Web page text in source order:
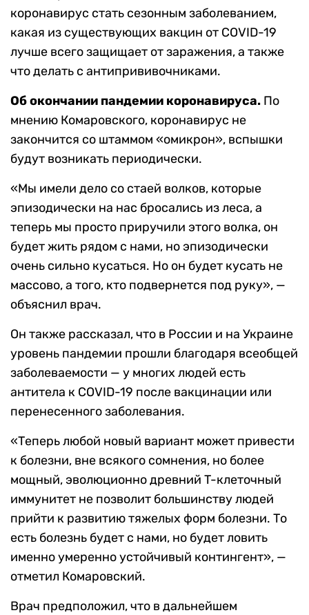
коронавирус стать сезонным заболеванием,
какая из существующих вакцин от COVID-19
лучше всего защищает от заражения, а также
что делать с антипрививочниками.
Об окончании пандемии коронавируса. По
мнению Комаровского, коронавирус не
закончится со штаммом «омикрон», вспышки
будут возникать периодически.
«Мы имели дело со стаей волков, которые
эпизодически на нас бросались из леса, а
теперь мы просто приручили этого волка, он
будет жить рядом с нами, но эпизодически
очень сильно кусаться. Но он будет кусать не
массово, а того, кто подвернется под руку», —
объяснил врач.
Он также рассказал, что в России и на Украине
уровень пандемии прошли благодаря всеобщей
заболеваемости — у многих людей есть
антитела к COVID-19 после вакцинации или
перенесенного заболевания.
«Теперь любой новый вариант может привести
к болезни, вне всякого сомнения, но более
мощный, эволюционно древний T-клеточный
иммунитет не позволит большинству людей
прийти к развитию тяжелых форм болезни. То
есть болезнь будет с нами, но будет ловить
именно умеренно устойчивый контингент», —
отметил Комаровский.
Врач предположил, что в дальнейшем